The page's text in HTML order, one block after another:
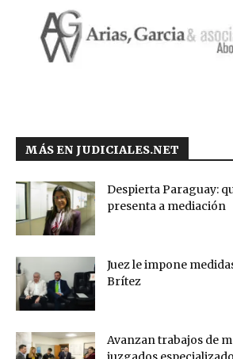
MÁS EN JUDICIALES.NET
Despierta Paraguay:
presenta a mediación
Juez le impone
Brítez
Avanzan trabajos de